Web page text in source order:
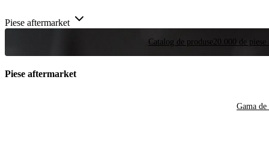
Piese aftermarket
Catalog de produse 20.000 de
Piese aftermarket
Gama de